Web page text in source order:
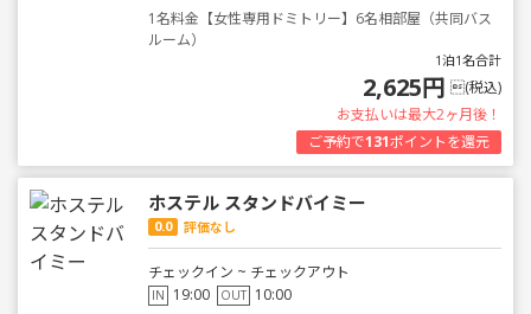
1名料金【女性専用ドミトリー】6名相部屋（共同バス
ルーム）
1泊1名合計
2,625円 (税込)
お支払いは最大2ヶ月後！
ご予約で131ポイントを還元
ホステル スタンドバイミー
0.0 評価なし
チェックイン ~ チェックアウト
IN 19:00 OUT 10:00